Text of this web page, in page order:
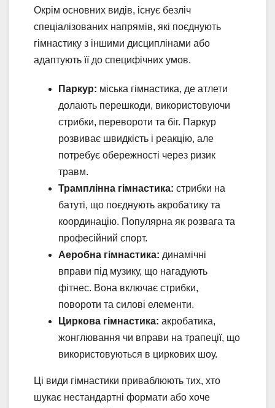
Окрім основних видів, існує безліч
спеціалізованих напрямів, які поєднують
гімнастику з іншими дисциплінами або
адаптують її до специфічних умов.
Паркур: міська гімнастика, де атлети
долають перешкоди, використовуючи
стрибки, перевороти та біг. Паркур
розвиває швидкість і реакцію, але
потребує обережності через ризик
травм.
Трамплінна гімнастика: стрибки на
батуті, що поєднують акробатику та
координацію. Популярна як розвага та
професійний спорт.
Аеробна гімнастика: динамічні
вправи під музику, що нагадують
фітнес. Вона включає стрибки,
повороти та силові елементи.
Циркова гімнастика: акробатика,
жонглювання чи вправи на трапеції, що
використовуються в циркових шоу.
Ці види гімнастики приваблюють тих, хто
шукає нестандартні формати або хоче